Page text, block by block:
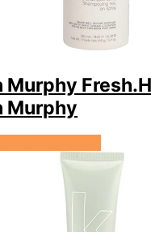
Murphy
Murphy